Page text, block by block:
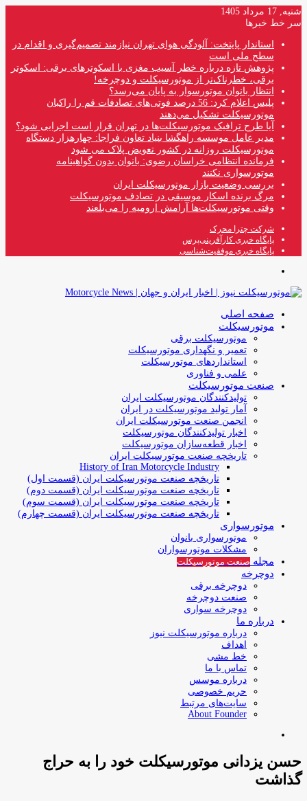
شنبه, 17 مرداد 1405
سر خط خبرها
استاندار پایتخت: آلودگی هوای تهران نیازمند تصمیم‌گیری و اقدام در
سطح ملی است
پژوهش تازه درباره خطر آسیب مغزی با اسکوترهای برقی: اسکوتر
برقی، خطرناک‌تر از موتورسیکلت و دوچرخه!
انتظار بانوان موتورسوار به پایان می‌رسد؟
پلیس اعلام کرد: 56 درصد فوتی‌های تصادفات قم را راکبان
موتورسیکلت تشکیل می‌دهند
آیا طرح ترافیک موتورسیکلت‌ها در تهران قرار است اجرایی شود؟
مدیر عامل موسسه راهگشا بنیاد تعاون فراجا: چهارهزار دستگاه
موتورسیکلت روزانه در کشور تعویض پلاک می شود
فرمانده انتظامی خراسان رضوی: بانوان بدون گواهینامه
موتورسواری نکنند
بررسی وضعیت بازار موتورسیکلت ایران
مرگ برنده اسکار موسیقی در تصادف موتورسیکلت
وقتی موتورسیکلت‌ها آرامش ارومیه را می‌بلعند
شرکت چترا محرک
پایگاه خبری کارآفرینی‌پرس
پایگاه خبری موفقیت‌شناسی
صفحه اصلی
موتورسیکلت
موتورسیکلت برقی
تعمیر و نگهداری موتورسیکلت
استانداردهای موتورسیکلت
علمی و فناوری
صنعت موتورسیکلت
تولیدکنندگان موتورسیکلت ایران
آمار تولید موتورسیکلت در ایران
انجمن صنعت موتورسیکلت ایران
اخبار تولیدکنندگان موتورسیکلت
اخبار قطعه‌سازان موتورسیکلت
تاریخچه صنعت موتورسیکلت ایران
History of Iran Motorcycle Industry
تاریخچه صنعت موتورسیکلت ایران (قسمت اول)
تاریخچه صنعت موتورسیکلت ایران (قسمت دوم)
تاریخچه صنعت موتورسیکلت ایران (قسمت سوم)
تاریخچه صنعت موتورسیکلت ایران (قسمت چهارم)
موتورسواری
موتورسواری بانوان
مشکلات موتورسواران
مجله صنعت موتورسیکلت
دوچرخه
دوچرخه برقی
صنعت دوچرخه
دوچرخه سواری
درباره ما
درباره موتورسیکلت نیوز
اهداف
خط مشی
تماس با ما
درباره موسس
حریم خصوصی
سایت‌های مرتبط
About Founder
حسن یزدانی موتورسیکلت خود را به حراج
گذاشت